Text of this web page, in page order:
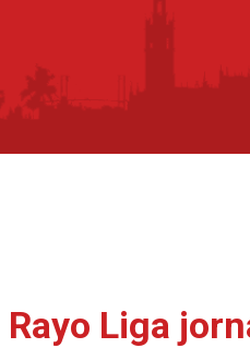
Liga